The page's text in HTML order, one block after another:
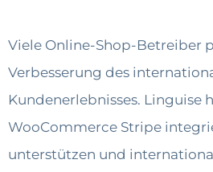
Viele Online-Shop-Betreiber
Verbesserung des
Kundenerlebnisses. Linguise
WooCommerce Stripe
unterstützen und